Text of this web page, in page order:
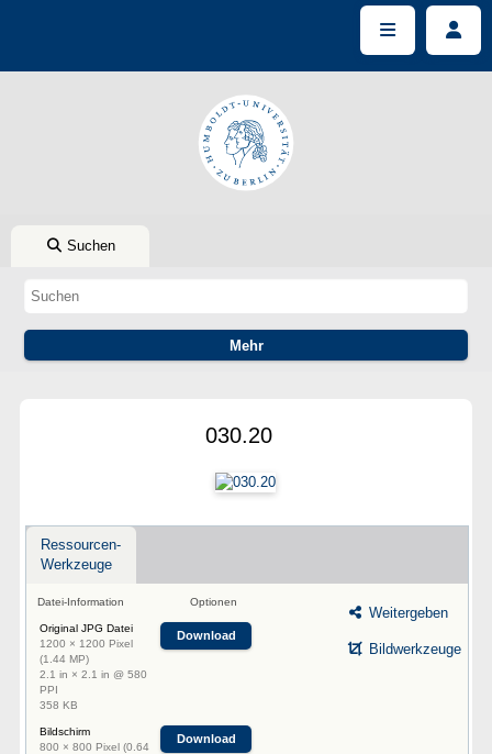
Suchen
030.20
Ressourcen-
Werkzeuge
Datei-Information Optionen
Original JPG Datei
1200 × 1200 Pixel
(1.44 MP)
2.1 in × 2.1 in @ 580
PPI
358 KB
Download
Bildschirm
800 × 800 Pixel (0.64
Download
Weitergeben
Bildwerkzeuge